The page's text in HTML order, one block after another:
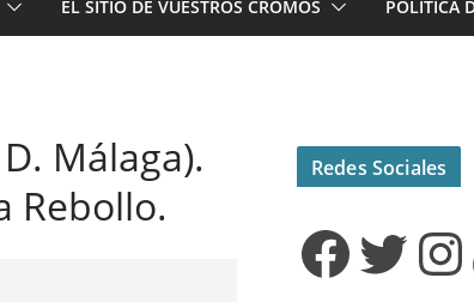
EL SITIO DE VUESTROS CROMOS POLÍTICA
Málaga).
Rebollo.
Redes Sociales
Facebook Twitter Instagram